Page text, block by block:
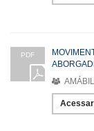
PDF
Acessar